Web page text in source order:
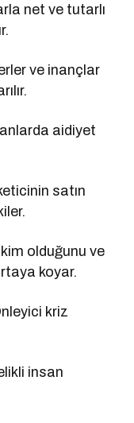
net ve tutarlı
ve inançlar
aidiyet
satın
olduğunu ve
koyar.
kriz
insan